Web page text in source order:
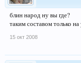
блин народ ну вы где?
таким составом только
15 окт 2008